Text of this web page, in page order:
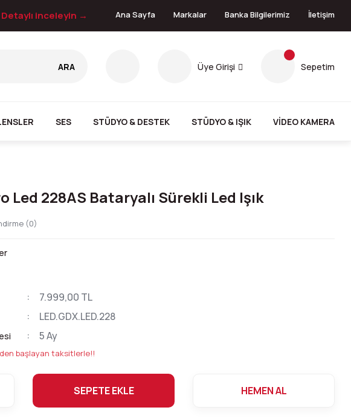
Detaylı inceleyin → Ana Sayfa Markalar Banka Bilgilerimiz İletişim
ARA Üye Girişi Sepetim
SES STÜDYO & DESTEK STÜDYO & IŞIK VİDEO KAMERA
Led 228AS Bataryalı Sürekli Led Işık
(0)
7.999,00 TL
LED.GDX.LED.228
5 Ay
den başlayan taksitlerle!!
SEPETE EKLE HEMEN AL